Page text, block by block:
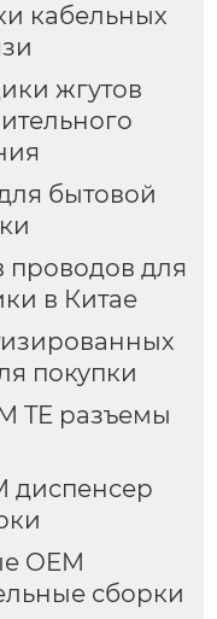
кабельных
жгутов
бытовой
проводов для
в Китае
покупки
TE разъемы
диспенсер
OEM
сборки